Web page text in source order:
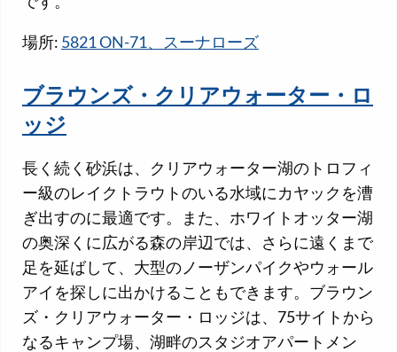
場所: 5821 ON-71、スーナローズ
ブラウンズ・クリアウォーター・ロ
ッジ
長く続く砂浜は、クリアウォーター湖のトロフィ
ー級のレイクトラウトのいる水域にカヤックを漕
ぎ出すのに最適です。また、ホワイトオッター湖
の奥深くに広がる森の岸辺では、さらに遠くまで
足を延ばして、大型のノーザンパイクやウォール
アイを探しに出かけることもできます。ブラウン
ズ・クリアウォーター・ロッジは、75サイトから
なるキャンプ場、湖畔のスタジオアパートメン